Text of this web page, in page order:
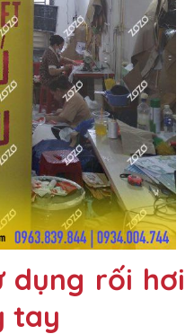
dụng rối hơi
tay